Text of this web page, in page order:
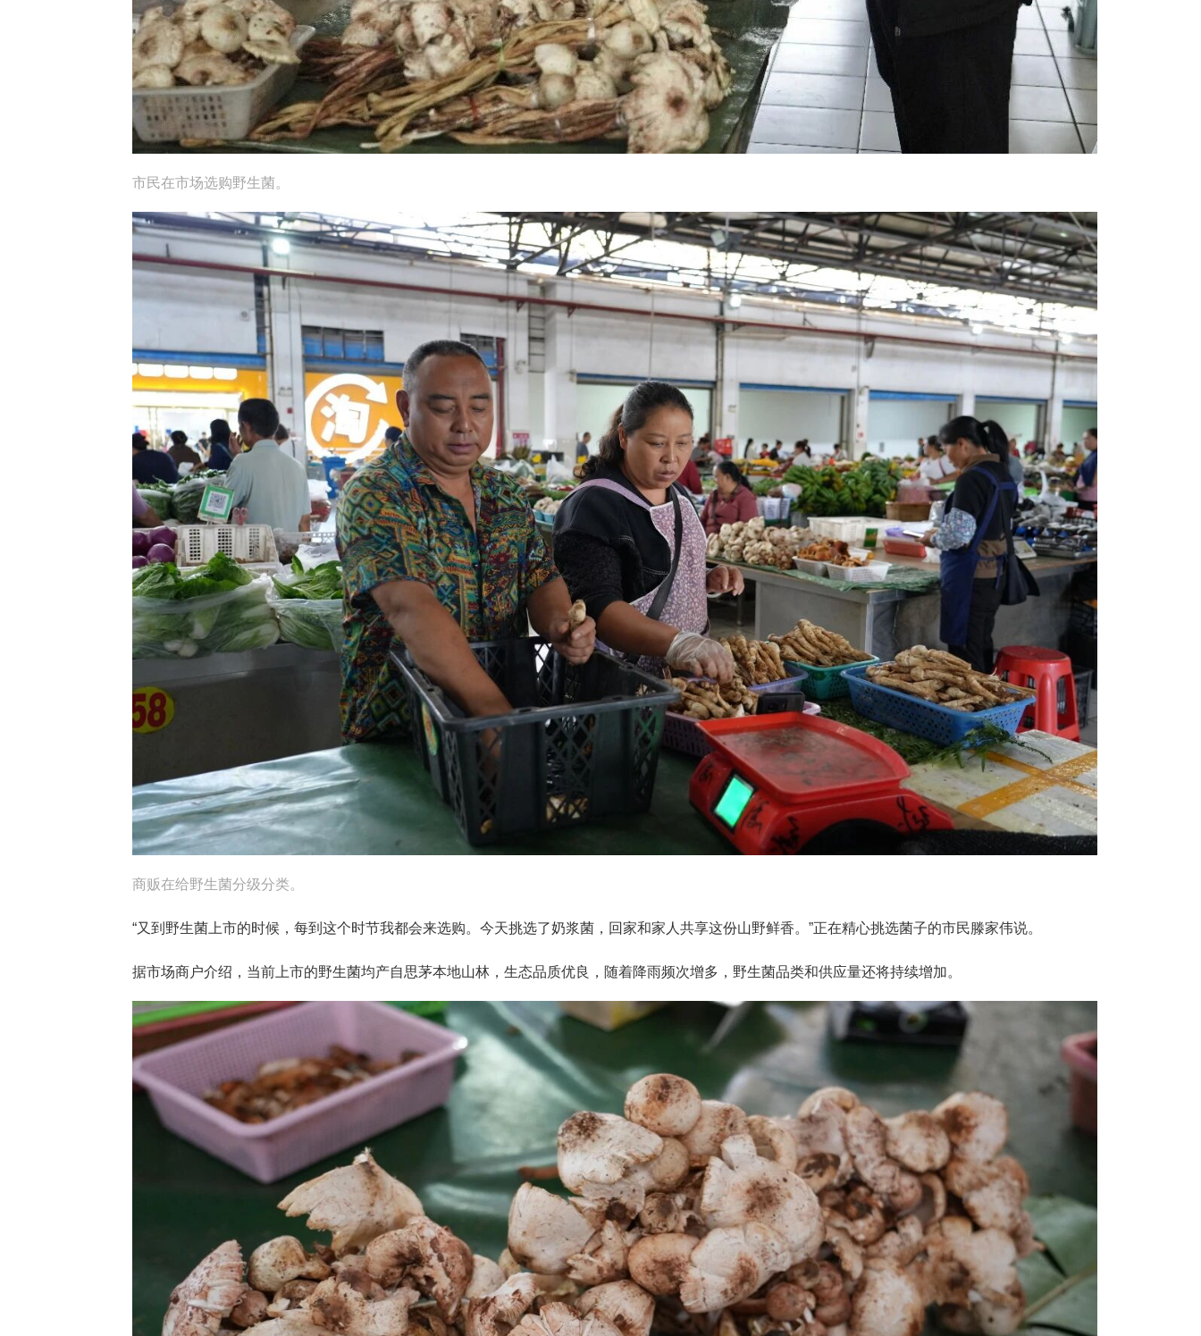
市民在市场选购野生菌。
商贩在给野生菌分级分类。
“又到野生菌上市的时候，每到这个时节我都会来选购。今天挑选了奶浆菌，回家和家人共享这份山野鲜香。”正在精心挑选菌子的市民滕家伟说。
据市场商户介绍，当前上市的野生菌均产自思茅本地山林，生态品质优良，随着降雨频次增多，野生菌品类和供应量还将持续增加。